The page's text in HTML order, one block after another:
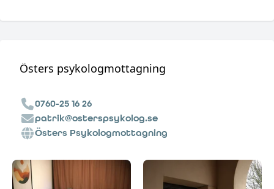
Östers psykologmottagning
0760-25 16 26
patrik@osterspsykolog.se
Östers Psykologmottagning